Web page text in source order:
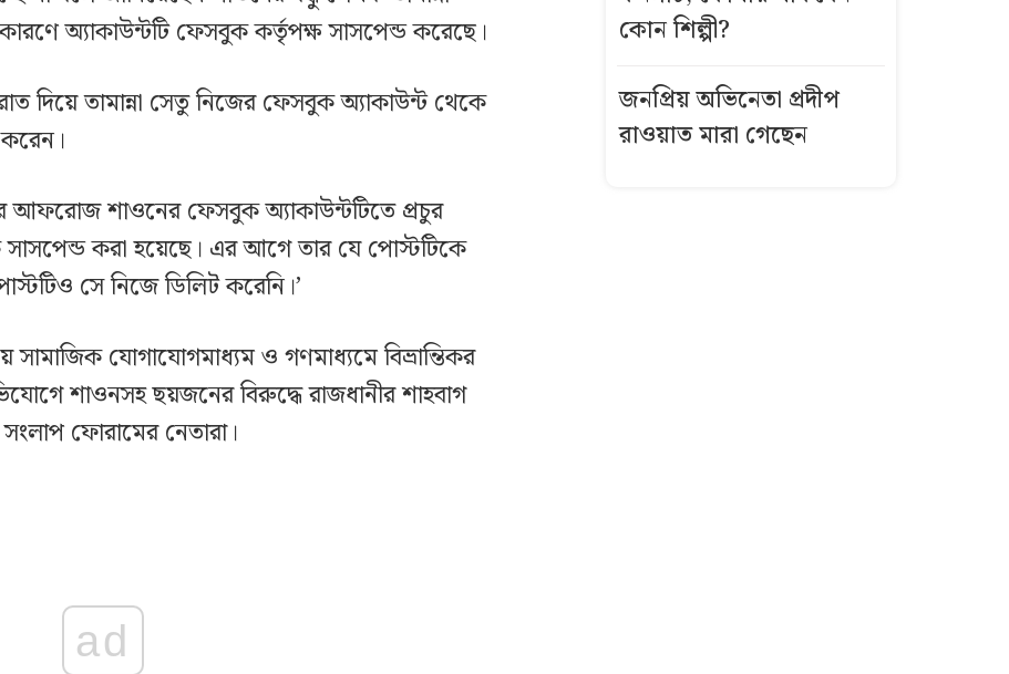
অ্যাকাউন্টটি ফেসবুক কর্তৃপক্ষ সাসপেন্ড করেছে।
দিয়ে তামান্না সেতু নিজের ফেসবুক অ্যাকাউন্ট থেকে
আফরোজ শাওনের ফেসবুক অ্যাকাউন্টটিতে প্রচুর
করা হয়েছে। এর আগে তার যে পোস্টটিকে
সে নিজে ডিলিট করেনি।’
যোগাযোগমাধ্যম ও গণমাধ্যমে বিভ্রান্তিকর
শাওনসহ ছয়জনের বিরুদ্ধে রাজধানীর শাহবাগ
সংলাপ ফোরামের নেতারা।
ad
ভিডিও বাদ
দেওয়ার নেপথ্যে
কোন শিল্পী?
জনপ্রিয় অভিনেতা প্রদীপ
রাওয়াত মারা গেছেন